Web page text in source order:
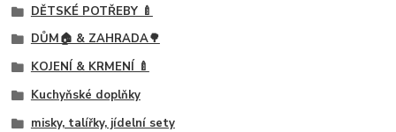
DĚTSKÉ POTŘEBY 🍼
DŮM🏠 & ZAHRADA🌳
KOJENÍ & KRMENÍ 🍼
Kuchyňské doplňky
misky, talířky, jídelní sety